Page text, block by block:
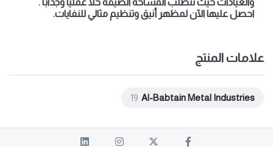
والعيادات حيث تتطلب المساحة الضيقة حلاً عمليًا وجذابًا .
احصل عليها الآن لمظهر أنيق وتنظيم مثالي للنفايات.
علامات المنتج
Al-Babtain Metal Industries
19